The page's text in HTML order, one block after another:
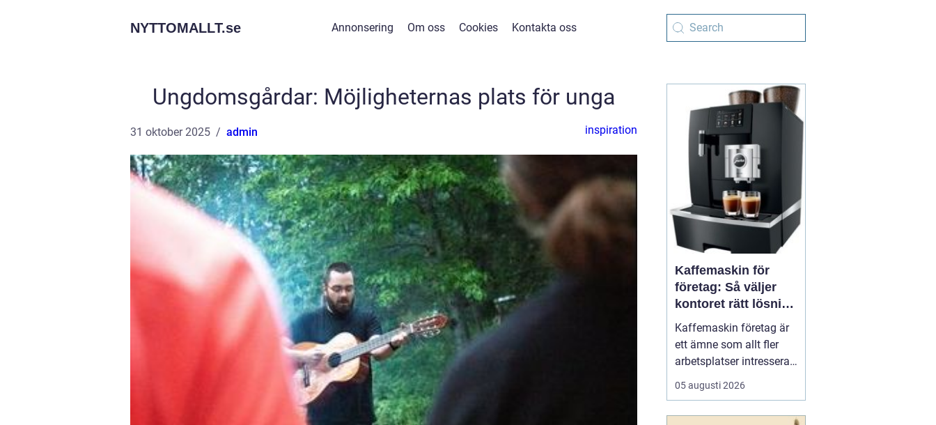
NYTTOMALLT.se Annonsering Om oss Cookies Kontakta oss
Ungdomsgårdar: Möjligheternas plats för unga
31 oktober 2025 admin inspiration
Kaffemaskin för
företag: Så väljer
kontoret rätt lösning
för kaffe på jobbet
Kaffemaskin företag är
ett ämne som allt fler
arbetsplatser intresserar
sig för när de vill höja
trivsel och effektivitet på
05 augusti 2026